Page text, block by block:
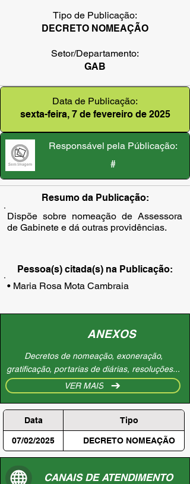
Tipo de Publicação:
DECRETO NOMEAÇÃO
Setor/Departamento:
GAB
Data de Publicação:
sexta-feira, 7 de fevereiro de 2025
Responsável pela Públicação:
#
Resumo da Publicação:
Dispõe sobre nomeação de Assessora
de Gabinete e dá outras providências.
Pessoa(s) citada(s) na Publicação:
• Maria Rosa Mota Cambraia
ANEXOS
Decretos de nomeação, exoneração,
gratificação, portarias de diárias, resoluções...
VER MAIS
Data Tipo
07/02/2025 DECRETO NOMEAÇÃO
CANAIS DE ATENDIMENTO